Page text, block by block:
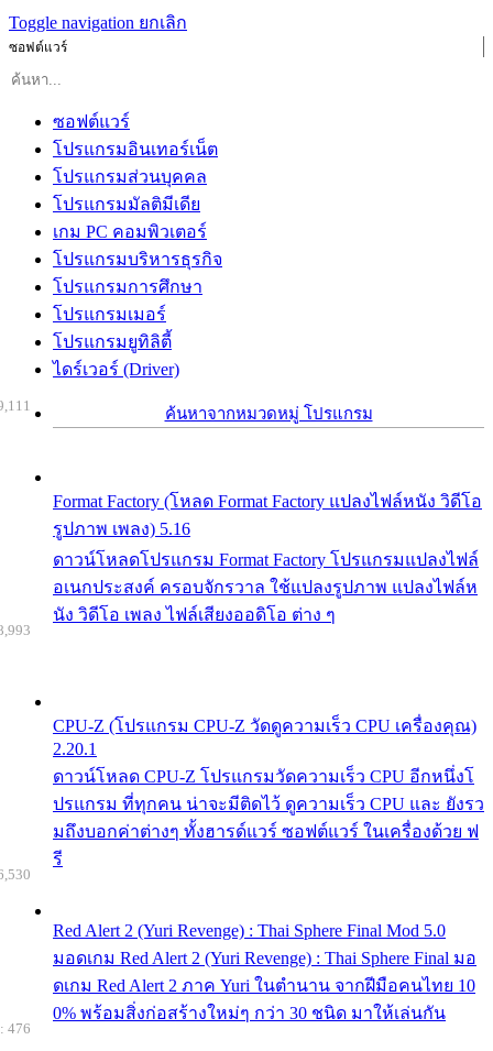
Toggle navigation ยกเลิก
ซอฟต์แวร์
ซอฟต์แวร์
โปรแกรมอินเทอร์เน็ต
โปรแกรมส่วนบุคคล
โปรแกรมมัลติมีเดีย
เกม PC คอมพิวเตอร์
โปรแกรมบริหารธุรกิจ
โปรแกรมการศึกษา
โปรแกรมเมอร์
โปรแกรมยูทิลิตี้
ไดร์เวอร์ (Driver)
ค้นหาจากหมวดหมู่ โปรแกรม
Format Factory (โหลด Format Factory แปลงไฟล์หนัง วิดีโอ
รูปภาพ เพลง) 5.16
ดาวน์โหลดโปรแกรม Format Factory โปรแกรมแปลงไฟล์
อเนกประสงค์ ครอบจักรวาล ใช้แปลงรูปภาพ แปลงไฟล์ห
นัง วิดีโอ เพลง ไฟล์เสียงออดิโอ ต่าง ๆ
CPU-Z (โปรแกรม CPU-Z วัดดูความเร็ว CPU เครื่องคุณ)
2.20.1
ดาวน์โหลด CPU-Z โปรแกรมวัดความเร็ว CPU อีกหนึ่งโ
ปรแกรม ที่ทุกคน น่าจะมีติดไว้ ดูความเร็ว CPU และ ยังรว
มถึงบอกค่าต่างๆ ทั้งฮารด์แวร์ ซอฟต์แวร์ ในเครื่องด้วย ฟ
รี
Red Alert 2 (Yuri Revenge) : Thai Sphere Final Mod 5.0
มอดเกม Red Alert 2 (Yuri Revenge) : Thai Sphere Final มอ
ดเกม Red Alert 2 ภาค Yuri ในตำนาน จากฝีมือคนไทย 10
0% พร้อมสิ่งก่อสร้างใหม่ๆ กว่า 30 ชนิด มาให้เล่นกัน
476